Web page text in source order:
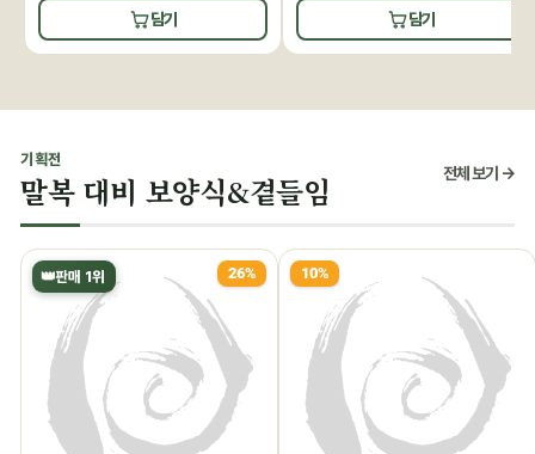
담기 담기
기획전
말복 대비 보양식&곁들임 전체 보기 →
👑판매 1위 26% 10%